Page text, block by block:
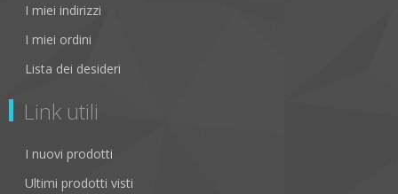
I miei indirizzi
I miei ordini
Lista dei desideri
Link utili
I nuovi prodotti
Ultimi prodotti visti